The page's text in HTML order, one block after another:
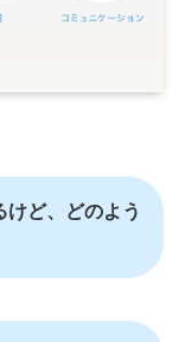
けど、どのよう